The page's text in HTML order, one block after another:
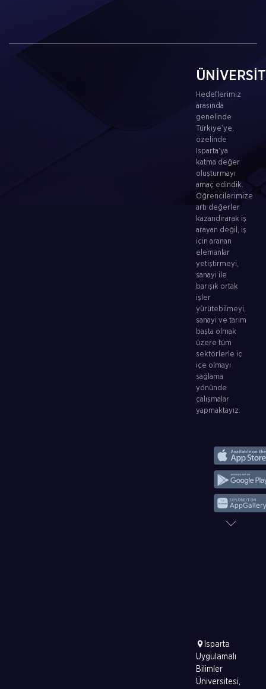
Hedeflerimiz
arasında
genelinde
Türkiye’ye,
özelinde
Isparta’ya
katma değer
oluşturmayı
amaç edindik.
Öğrencilerimize
artı değerler
kazandırarak iş
arayan değil, iş
için aranan
elemanlar
yetiştirmeyi,
sanayi ile
barışık ortak
işler
yürütebilmeyi,
sanayi ve tarım
başta olmak
üzere tüm
sektörlerle iç
içe olmayı
sağlama
yönünde
çalışmalar
yapmaktayız.
Isparta
Uygulamalı
Bilimler
Üniversitesi,